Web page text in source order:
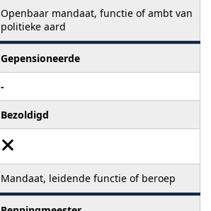
Openbaar mandaat, functie of ambt van
politieke aard
Gepensioneerde
-
Bezoldigd
Mandaat, leidende functie of beroep